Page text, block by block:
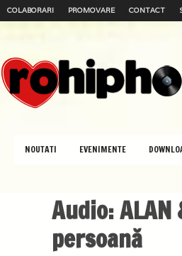
COLABORARI PROMOVARE CONTACT
NOUTATI EVENIMENTE
Audio:
persoană